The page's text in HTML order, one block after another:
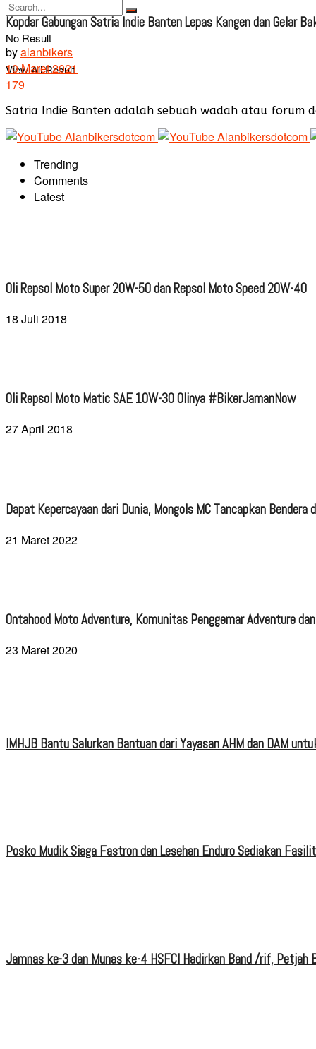
No Result
View All Result
Kopdar Gabungan Satria Indie Banten Lepas Kangen dan Gelar
byalanbikers
10 Maret 2021
179
Satria Indie Banten adalah sebuah wadah atau forum
Trending
Comments
Latest
Oli Repsol Moto Super 20W-50 dan Repsol Moto Speed 20W-40
18 Juli 2018
Oli Repsol Moto Matic SAE 10W-30 Olinya #BikerJamanNow
27 April 2018
Dapat Kepercayaan dari Dunia, Mongols MC Tancapkan Bendera
21 Maret 2022
Ontahood Moto Adventure, Komunitas Penggemar Adventure
23 Maret 2020
IMHJB Bantu Salurkan Bantuan dari Yayasan AHM dan DAM
Posko Mudik Siaga Fastron dan Lesehan Enduro Sediakan
Jamnas ke-3 dan Munas ke-4 HSFCI Hadirkan Band /rif, Petjah